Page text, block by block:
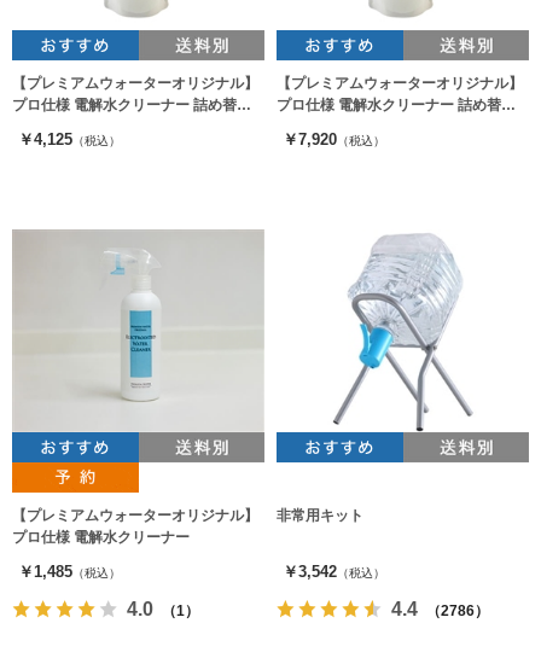
【プレミアムウォーターオリジナル】
プロ仕様 電解水クリーナー 詰め替え
￥4,125 （税込）
【プレミアムウォーターオリジナル】
プロ仕様 電解水クリーナー 詰め替え
￥7,920 （税込）
【プレミアムウォーターオリジナル】
プロ仕様 電解水クリーナー
￥1,485 （税込）
4.0 （1）
非常用キット
￥3,542 （税込）
4.4 （2786）